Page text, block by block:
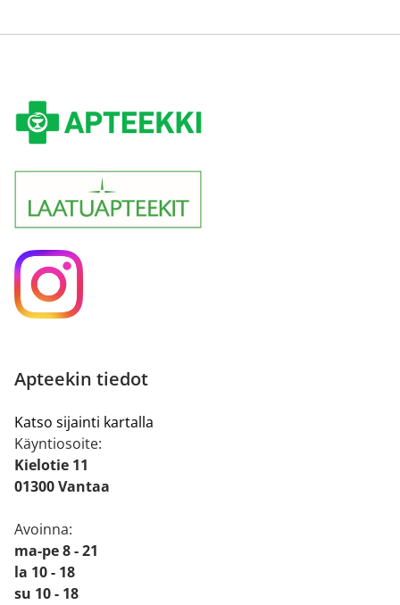
Apteekin tiedot
Katso sijainti kartalla
Käyntiosoite:
Kielotie 11
01300 Vantaa
Avoinna:
ma-pe 8 - 21
la 10 - 18
su 10 - 18